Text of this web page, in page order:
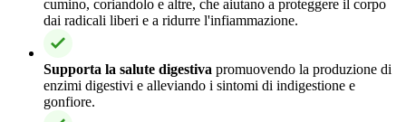
cumino, coriandolo e altre, che aiutano a proteggere il corpo
dai radicali liberi e a ridurre l'infiammazione.
Supporta la salute digestiva promuovendo la produzione di
enzimi digestivi e alleviando i sintomi di indigestione e
gonfiore.